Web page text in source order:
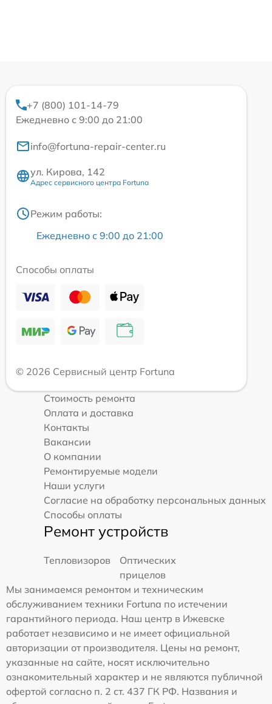
+7 (800) 101-14-79
Ежедневно с 9:00 до 21:00
info@fortuna-repair-center.ru
ул. Кирова, 142
Адрес сервисного центра Fortuna
Режим работы:
Ежедневно с 9:00 до 21:00
Способы оплаты
© 2026 Сервисный центр Fortuna
Стоимость ремонта
Оплата и доставка
Контакты
Вакансии
О компании
Ремонтируемые модели
Наши услуги
Согласие на обработку персональных данных
Способы оплаты
Ремонт устройств
Тепловизоров
Оптических
прицелов
Мы занимаемся ремонтом и техническим
обслуживанием техники Fortuna по истечении
гарантийного периода. Наш центр в Ижевске
работает независимо и не имеет официальной
авторизации от производителя. Цены на ремонт,
указанные на сайте, носят исключительно
ознакомительный характер и не являются публичной
офертой согласно п. 2 ст. 437 ГК РФ. Названия и